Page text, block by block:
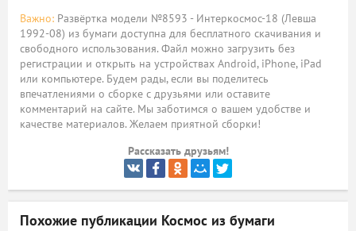
Важно: Развёртка модели №8593 - Интеркосмос-18 (Левша
1992-08) из бумаги доступна для бесплатного скачивания и
свободного использования. Файл можно загрузить без
регистрации и открыть на устройствах Android, iPhone, iPad
или компьютере. Будем рады, если вы поделитесь
впечатлениями о сборке с друзьями или оставите
комментарий на сайте. Мы заботимся о вашем удобстве и
качестве материалов. Желаем приятной сборки!
Рассказать друзьям!
Похожие публикации Космос из бумаги